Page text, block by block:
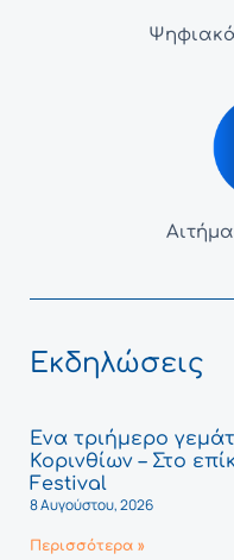
Εκδηλώσεις
Ένα τριήμερο
Κορινθίων – Στο
Festival
8 Αυγούστου, 2026
Περισσότερα »